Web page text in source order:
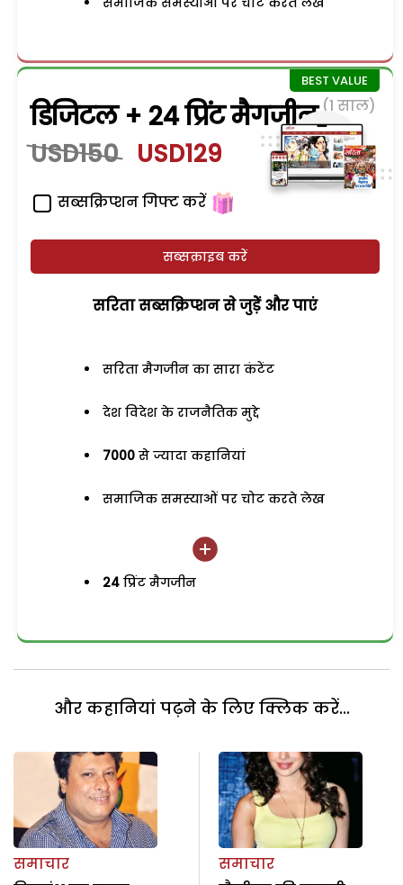
डिजिटल + 24 प्रिंट मैगजीन (1 साल)
USD150 USD129
सब्सक्रिप्शन गिफ्ट करें
सब्सक्राइब करें
सरिता सब्सक्रिप्शन से जुड़ेें और पाएं
सरिता मैगजीन का सारा कंटेंट
देश विदेश के राजनैतिक मुद्दे
7000 से ज्यादा कहानियां
समाजिक समस्याओं पर चोट करते लेख
24 प्रिंट मैगजीन
और कहानियां पढ़ने के लिए क्लिक करें...
समाचार
समाचार